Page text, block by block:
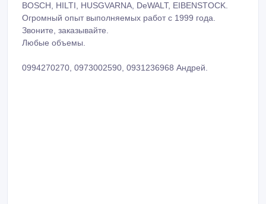
BOSCH, HILTI, HUSGVARNA, DeWALT, EIBENSTOCK.
Огромный опыт выполняемых работ с 1999 года.
Звоните, заказывайте.
Любые объемы.
0994270270, 0973002590, 0931236968 Андрей.